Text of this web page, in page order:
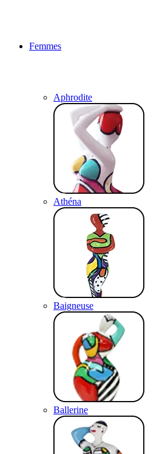
Femmes
Aphrodite
Athéna
Baigneuse
Ballerine